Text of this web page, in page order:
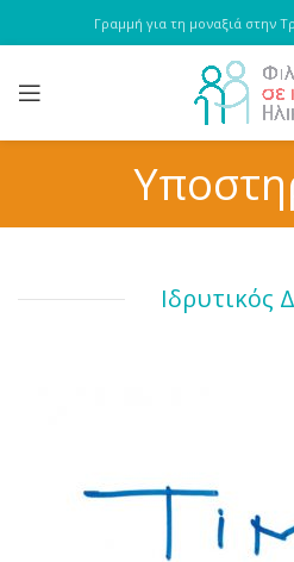
Γραμμή για τη μοναξιά στην
Ιδρυτικός